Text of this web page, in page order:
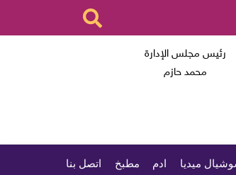
رئيس مجلس الإدارة
محمد حازم
ميديا ادم مطبخ اتصل بنا